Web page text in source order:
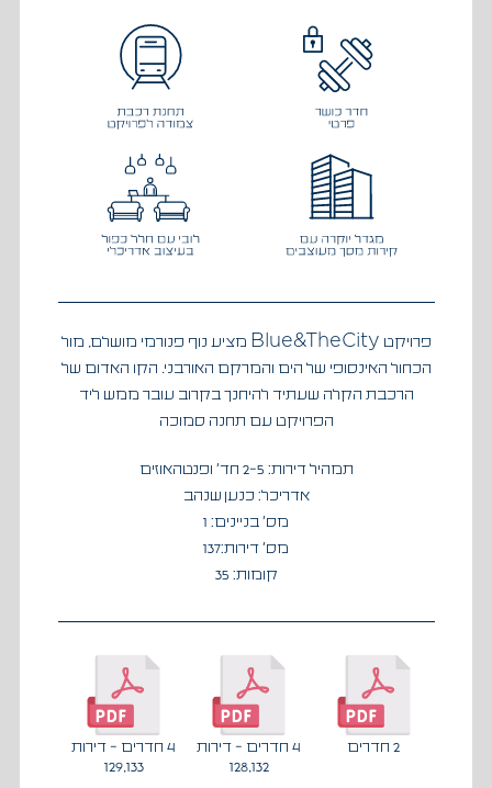
פרויקט Blue&TheCity מציע נוף פנורמי מושלם, מול
הכחול האינסופי של הים והמרקם האורבני. הקו האדום של
הרכבת הקלה שעתיד להיחנך בקרוב עובר ממש ליד
הפרויקט עם תחנה סמוכה
תמהיל דירות: 2-5 חד' ופנטהאוזים
אדריכל: כנען שנהב
מס' בניינים: 1
מס׳ דירות:137
קומות: 35
2 חדרים
4 חדרים - דירות
128,132
4 חדרים - דירות
129,133